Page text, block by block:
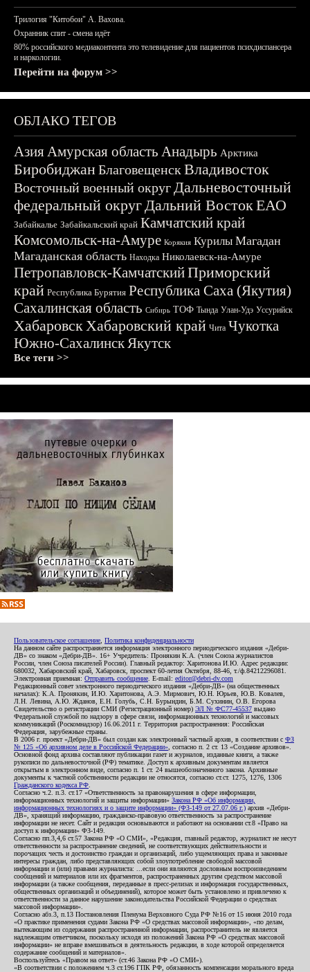
Трилогия "Китобои" А. Вахова.
Охранник спит - смена идёт
80% российского медиаконтента это телевидение для пациентов психдиспансера
и наркологии.
Перейти на форум >>
ОБЛАКО ТЕГОВ
АзияАмурская область Анадырь Арктика
БиробиджанБлаговещенскВладивосток
Восточный военный округДальневосточный
федеральный округДальний ВостокЕАО
Забайкалье Забайкальский край Камчатский край
Комсомольск-на-Амуре Корякия Курилы Магадан
Магаданская область Находка Николаевск-на-Амуре
Петропавловск-КамчатскийПриморский
край Республика Бурятия Республика Саха (Якутия)
Сахалинская область Сибирь ТОФ Тында Улан-Удэ Уссурийск
ХабаровскХабаровский край Чита Чукотка
Южно-СахалинскЯкутск
Все теги >>
Пользовательское соглашение Политика конфиденциальности
На данном сайте распространяется информация электронного периодического издания «Дебри-
ДВ» со знаком «Дебри-ДВ». 16+ Учредитель: Пронякин К.А. (член Союза журналистов
России, член Союза писателей России). Главный редактор: Харитонова И.Ю. Адрес редакции:
680032, Хабаровский край, Хабаровск, проспект 60-летия Октября, 88-46, т./ф.84212296081.
Электронная приемная: Отправить сообщение . E-mail: editor@debri-dv.com
Редакционный совет электронного периодического издания «Дебри-ДВ» (на общественных
началах): К.А. Пронякин, И.Ю. Харитонова, А.Э. Мирмович, Ю.Н. Юрьев, Ю.В. Ковалев,
Л.Н. Левина, А.Ю. Жданов, Е.Н. Голубь, С.Н. Бурындин, Б.М. Сухинин, О.В. Егорова
Свидетельство о регистрации СМИ (Регистрационный номер) ЭЛ № ФС77-45537 выдано
Федеральной службой по надзору в сфере связи, информационных технологий и массовых
коммуникаций (Роскомнадзор) 16.06.2011 г. Территория распространения: Российская
Федерация, зарубежные страны.
В 2006 г. проект «Дебри-ДВ» был создан как электронный частный архив, в соответствии с ФЗ
№ 125 «Об архивном деле в Российской Федерации» , согласно п. 2 ст. 13 «Создание архивов».
Основной фонд архива составляют публикации газет и журналов, изданные книги, а также
рукописи по дальневосточной (РФ) тематике. Доступ к архивным документам является
открытым в электронном виде, согласно п. 1 ст. 24 вышеобозначенного закона. Архивные
документы к частной собственности редакции не относятся, согласно ст.ст. 1275, 1276, 1306
Гражданского кодекса РФ
Согласно ч.2. п.3. ст.17 «Ответственность за правонарушения в сфере информации,
информационных технологий и защиты информации» Закона РФ «Об информации,
информационных технологиях и о защите информации» (ФЗ-149 от 27.07.06 г.) архив «Дебри-
ДВ», хранящий информацию, гражданско-правовую ответственность за распространение
информации не несет. Сайт и редакция основываются и работают на основании ст.8 «Право на
доступ к информации» ФЗ-149.
Согласно пп.3,4,6 ст.57 Закона РФ «О СМИ», «Редакция, главный редактор, журналист не несут
ответственности за распространение сведений, не соответствующих действительности и
порочащих честь и достоинство граждан и организаций, либо ущемляющих права и законные
интересы граждан, либо представляющих собой злоупотребление свободой массовой
информации и (или) правами журналиста: ...если они являются дословным воспроизведением
сообщений и материалов или их фрагментов, распространенных другим средством массовой
информации (а также сообщения, переданные в пресс-релизах и информация государственных,
общественных организаций и объединений), которое может быть установлено и привлечено к
ответственности за данное нарушение законодательства Российской Федерации о средствах
массовой информации».
Согласно абз.3, п.13 Постановления Пленума Верховного Суда РФ №16 от 15 июня 2010 года
«О практике применения судами Закона РФ «О средствах массовой информации», «по делам,
вытекающим из содержания распространенной информации, распространитель не является
надлежащим ответчиком, поскольку исходя из положений Закона РФ «О средствах массовой
информации» не вправе вмешиваться в деятельность редакции, в ходе которой определяется
содержание сообщений и материалов».
Воспользуйтесь «Правом на ответ» (ст.46 Закона РФ «О СМИ»).
«В соответствии с положением ч.3 ст.196 ГПК РФ, обязанность компенсации морального вреда